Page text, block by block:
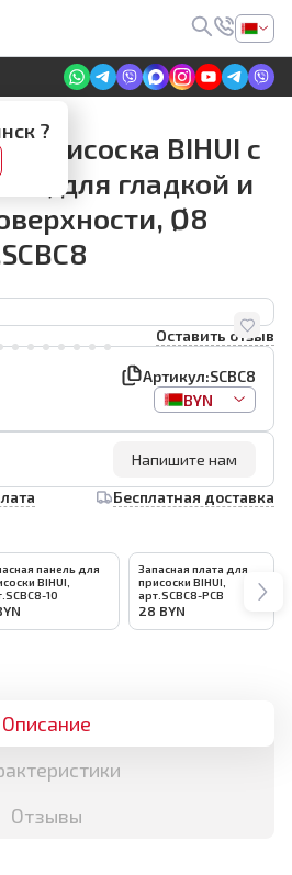
заявок на сайте
?
поршни
присоска BIHUI с
для гладкой и
Ø8
Оставить отзыв
Артикул:SCBC8
BYN
Напишите нам
Бесплатная доставка
панель для
BIHUI,
10
Запасная плата для
присоски BIHUI,
арт.SCBC8-PCB
28 BYN
Описание
Отзывы